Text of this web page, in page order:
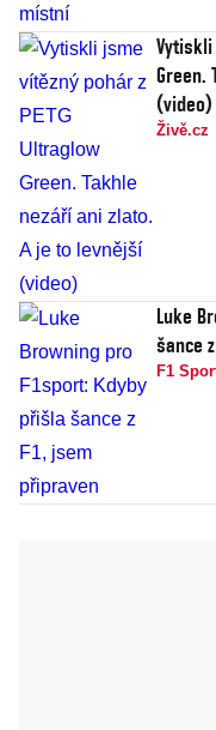
Vytiskli
Green.
(video)
Živě.cz
Luke
šance
F1